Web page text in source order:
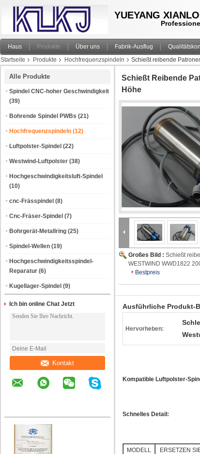
YUEYANG
Haus Produkte Über uns Fabrik-Ausflug
Startseite
Produkte Hochfrequenzspindeln Schießt reibende
Alle Produkte
Spindel CNC-hoher Geschwindigkeit
(39)
Bohrende Spindel PWBs (21)
Hochfrequenzspindeln (12)
Luftpolster-Spindel (22)
Westwind-Luftpolster (38)
Hochgeschwindigkeitsluft-Spindel
(10)
cnc-Frässpindel (8)
Cnc-Fräser-Spindel (7)
Bohrgerät-Metallring (25)
Spindel-Wellen (19)
Hochgeschwindigkeitsspindel-
Reparatur (6)
Kugellager-Spindel (9)
Ich bin online Chat Jetzt
Kontakt
Schießt Reibende
Höhe
Großes Bild : Schießt
WESTWIND WWD1822
Bestpreis
Ausführliche Produkt-
Hervorheben:
Kompatible Luftpolster-
Schnelles Detail:
MODELL
ERSETZEN